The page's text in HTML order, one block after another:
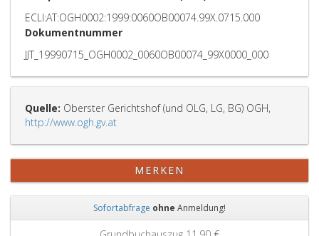
ECLI:AT:OGH0002:1999:0060OB00074.99X.0715.000
Dokumentnummer
JJT_19990715_OGH0002_0060OB00074_99X0000_000
Quelle: Oberster Gerichtshof (und OLG, LG, BG) OGH,
http://www.ogh.gv.at
MERKEN
Sofortabfrage ohne Anmeldung!